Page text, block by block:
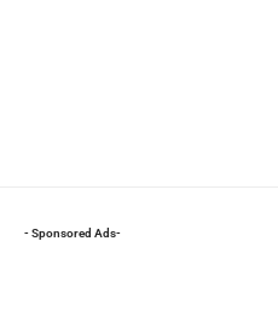
- Sponsored Ads-